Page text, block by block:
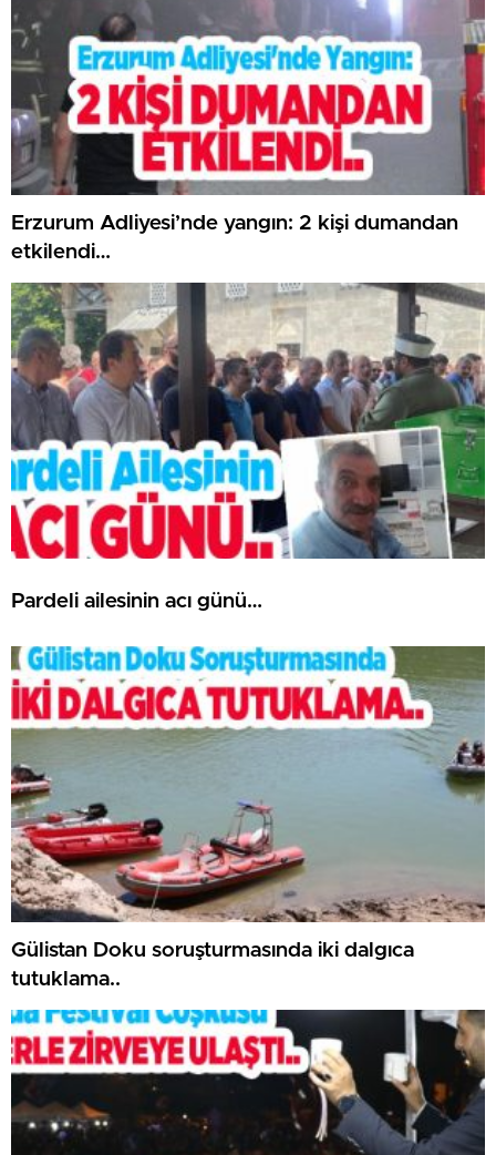
Erzurum Adliyesi’nde yangın: 2 kişi dumandan
etkilendi…
Pardeli ailesinin acı günü…
Gülistan Doku soruşturmasında iki dalgıca
tutuklama..